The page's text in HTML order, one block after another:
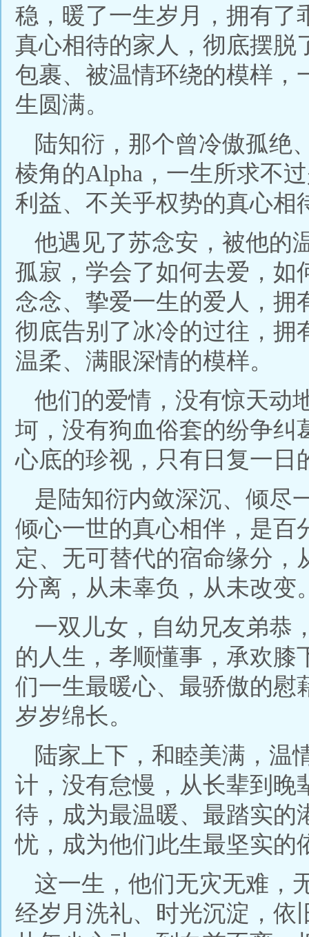
稳，暖了一生岁月，拥有了
真心相待的家人，彻底摆脱
包裹、被温情环绕的模样，
生圆满。
陆知衍，那个曾冷傲孤绝
棱角的Alpha，一生所求不
利益、不关乎权势的真心相
他遇见了苏念安，被他的
孤寂，学会了如何去爱，如
念念、挚爱一生的爱人，拥
彻底告别了冰冷的过往，拥
温柔、满眼深情的模样。
他们的爱情，没有惊天动
坷，没有狗血俗套的纷争纠
心底的珍视，只有日复一日
是陆知衍内敛深沉、倾尽
倾心一世的真心相伴，是百
定、无可替代的宿命缘分，
分离，从未辜负，从未改变
一双儿女，自幼兄友弟恭
的人生，孝顺懂事，承欢膝
们一生最暖心、最骄傲的慰
岁岁绵长。
陆家上下，和睦美满，温
计，没有怠慢，从长辈到晚
待，成为最温暖、最踏实的
忧，成为他们此生最坚实的
这一生，他们无灾无难，
经岁月洗礼、时光沉淀，依